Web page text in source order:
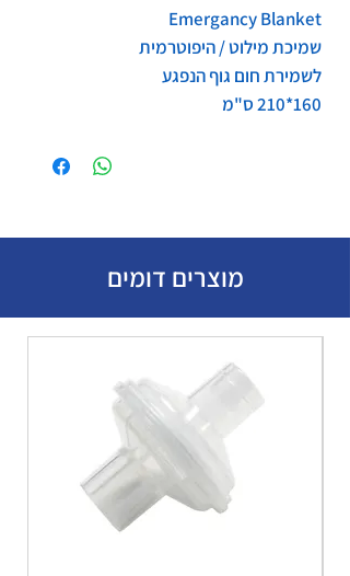
Emergancy Blanket
שמיכת מילוט / היפוטרמית
לשמירת חום גוף הנפגע
160*210 ס"מ
מוצרים דומים